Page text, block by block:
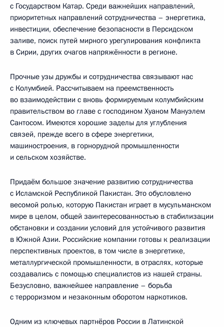
с Государством Катар. Среди важнейших направлений,
приоритетных направлений сотрудничества – энергетика,
инвестиции, обеспечение безопасности в Персидском
заливе, поиск путей мирного урегулирования конфликта
в Сирии, других очагов напряжённости в регионе.
Прочные узы дружбы и сотрудничества связывают нас
с Колумбией. Рассчитываем на преемственность
во взаимодействии с вновь формируемым колумбийским
правительством во главе с господином Хуаном Мануэлем
Сантосом. Имеются хорошие заделы для углубления
связей, прежде всего в сфере энергетики,
машиностроения, в горнорудной промышленности
и сельском хозяйстве.
Придаём большое значение развитию сотрудничества
с Исламской Республикой Пакистан. Это обусловлено
весомой ролью, которую Пакистан играет в мусульманском
мире в целом, общей заинтересованностью в стабилизации
обстановки и создании условий для устойчивого развития
в Южной Азии. Российские компании готовы к реализации
перспективных проектов, в том числе в энергетике,
металлургической промышленности, в отраслях, которые
создавались с помощью специалистов из нашей страны.
Безусловно, важнейшее направление – борьба
с терроризмом и незаконным оборотом наркотиков.
Одним из ключевых партнёров России в Латинской